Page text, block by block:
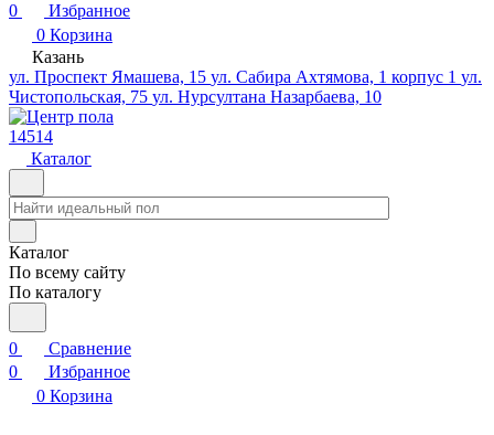
0
Избранное
0 Корзина
Казань
ул. Проспект Ямашева, 15 ул. Сабира Ахтямова, 1 корпус 1 ул.
Чистопольская, 75 ул. Нурсултана Назарбаева, 10
14514
Каталог
Каталог
По всему сайту
По каталогу
0
Сравнение
0
Избранное
0 Корзина